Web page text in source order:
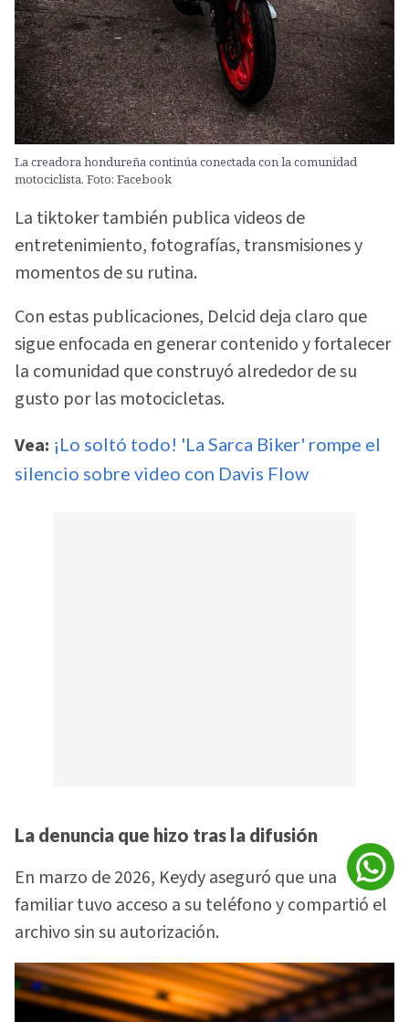
La creadora hondureña continúa conectada con la comunidad
motociclista. Foto: Facebook
La tiktoker también publica videos de
entretenimiento, fotografías, transmisiones y
momentos de su rutina.
Con estas publicaciones, Delcid deja claro que
sigue enfocada en generar contenido y fortalecer
la comunidad que construyó alrededor de su
gusto por las motocicletas.
Vea: ¡Lo soltó todo! 'La Sarca Biker' rompe el
silencio sobre video con Davis Flow
La denuncia que hizo tras la difusión
En marzo de 2026, Keydy aseguró que una
familiar tuvo acceso a su teléfono y compartió el
archivo sin su autorización.